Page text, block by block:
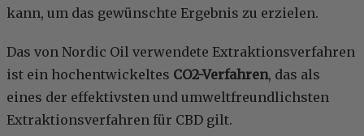
kann, um das gewünschte Ergebnis zu erzielen.
Das von Nordic Oil verwendete Extraktionsverfahren
ist ein hochentwickeltes CO2-Verfahren, das als
eines der effektivsten und umweltfreundlichsten
Extraktionsverfahren für CBD gilt.